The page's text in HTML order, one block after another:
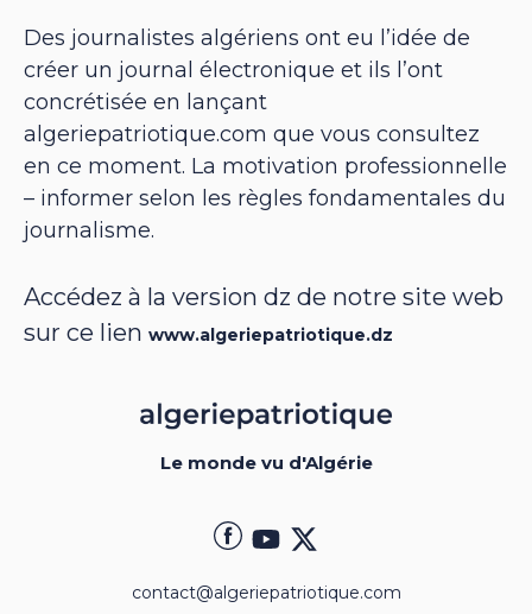
Des journalistes algériens ont eu l’idée de
créer un journal électronique et ils l’ont
concrétisée en lançant
algeriepatriotique.com que vous consultez
en ce moment. La motivation professionnelle
– informer selon les règles fondamentales du
journalisme.
Accédez à la version dz de notre site web
sur ce lien www.algeriepatriotique.dz
Le monde vu d'Algérie
contact@algeriepatriotique.com